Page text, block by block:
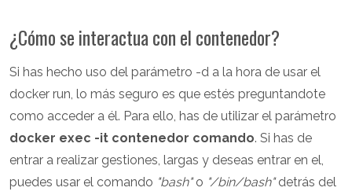
¿Cómo se interactua con el contenedor?
Si has hecho uso del parámetro -d a la hora de usar el
docker run, lo más seguro es que estés preguntandote
como acceder a él. Para ello, has de utilizar el parámetro
docker exec -it contenedor comando. Si has de
entrar a realizar gestiones, largas y deseas entrar en el,
puedes usar el comando "bash"o "/bin/bash"detrás del